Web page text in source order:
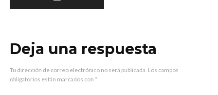
Deja una respuesta
Tu dirección de correo electrónico no será publicada. Los campos
obligatorios están marcados con *